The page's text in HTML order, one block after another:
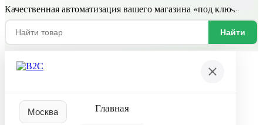
Качественная автоматизация вашего магазина «под ключ»
Найти
Главная
Пожалуйста, авторизуйтесь
Пароль